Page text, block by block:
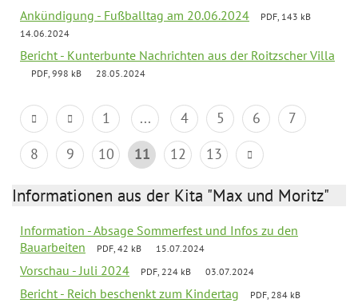
Ankündigung - Fußballtag am 20.06.2024
PDF, 143 kB
14.06.2024
Bericht - Kunterbunte Nachrichten aus der Roitzscher Villa
PDF, 998 kB 28.05.2024
1 ... 4 5 6
7
8
9 10 11 12 13
Informationen aus der Kita "Max und Moritz"
Information - Absage Sommerfest und Infos zu den
Bauarbeiten
PDF, 42 kB 15.07.2024
Vorschau - Juli 2024 PDF, 224 kB 03.07.2024
Bericht - Reich beschenkt zum Kindertag
PDF, 284 kB